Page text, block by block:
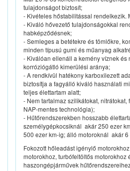
tulajdonságot biztosít;
- Kivételes hőstabilitással rendelkezik.
- Kiváló hővezető tulajdonságokkal
habképződésnek;
- Semleges a betétekre és tömlőkre,
minden típusú gumi és műanyag
- Kiválóan ellenáll a kemény víznek és
korróziógátló kimerülési aránya;
- A rendkívül hatékony karboxilezett
biztosítja a fagyálló kiváló használati
teljes élettartam alatt;
- Nem tartalmaz szilikátokat, nitrátokat,
NAP-mentes technológia);
- Hűtőrendszerekben hosszabb
személygépkocsiknál  akár 250 ezer
500 ezer km-ig; álló motoroknál  akár
Fokozott hőleadást igénylő
motorokhoz, turbófeltöltős motorokhoz
haszongépjárművek